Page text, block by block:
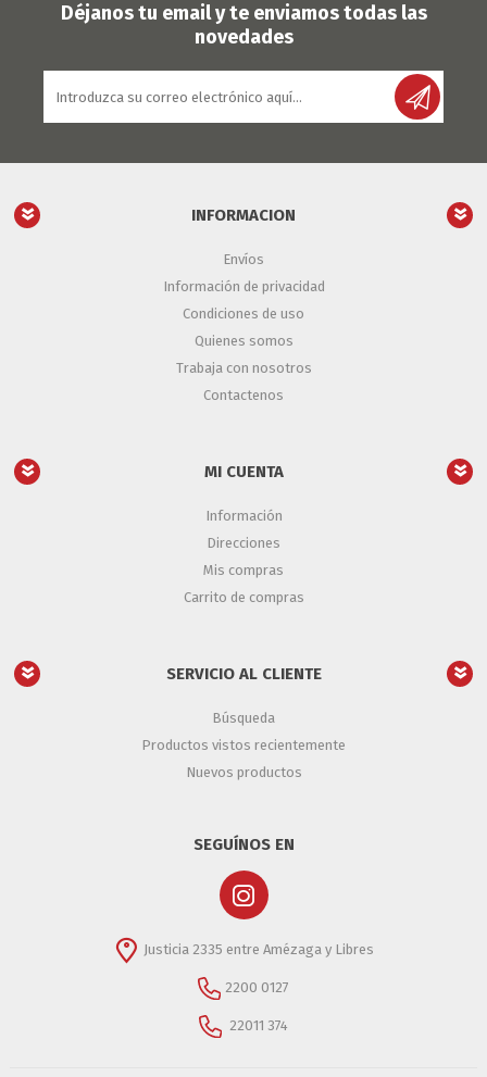
Déjanos tu email y te enviamos todas las
novedades
INFORMACION
Envíos
Información de privacidad
Condiciones de uso
Quienes somos
Trabaja con nosotros
Contactenos
MI CUENTA
Información
Direcciones
Mis compras
Carrito de compras
SERVICIO AL CLIENTE
Búsqueda
Productos vistos recientemente
Nuevos productos
SEGUÍNOS EN
Justicia 2335 entre Amézaga y Libres
2200 0127
22011 374